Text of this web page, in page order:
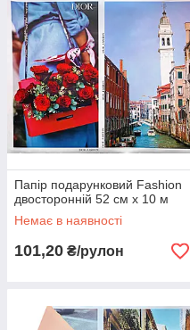
Папір подарунковий Fashion
двосторонній 52 см х 10 м
Немає в наявності
101,20 ₴/рулон